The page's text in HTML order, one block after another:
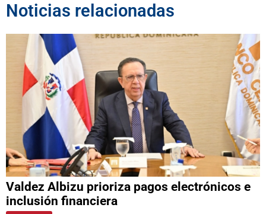
Noticias relacionadas
Valdez Albizu prioriza pagos electrónicos e
inclusión financiera